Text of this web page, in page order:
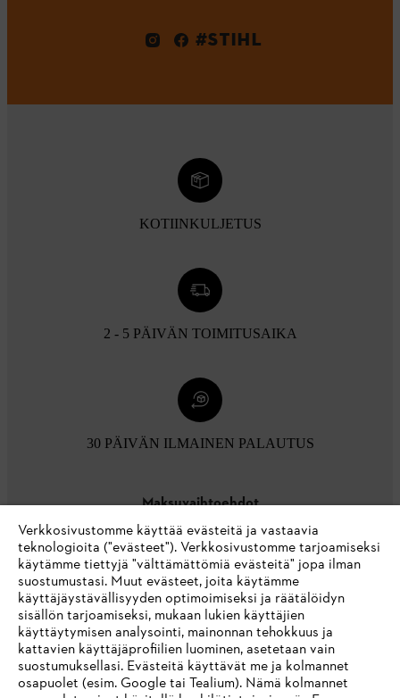
#STIHL
KOTIINKULJETUS
2 - 5 PÄIVÄN TOIMITUSAIKA
30 PÄIVÄN ILMAINEN PALAUTUS
Maksuvaihtoehdot
Yritys
Verkkosivustomme käyttää evästeitä ja vastaavia
teknologioita ("evästeet"). Verkkosivustomme tarjoamiseksi
käytämme tiettyjä "välttämättömiä evästeitä" jopa ilman
suostumustasi. Muut evästeet, joita käytämme
käyttäjäystävällisyyden optimoimiseksi ja räätälöidyn
sisällön tarjoamiseksi, mukaan lukien käyttäjien
käyttäytymisen analysointi, mainonnan tehokkuus ja
kattavien käyttäjäprofiilien luominen, asetetaan vain
suostumuksellasi. Evästeitä käyttävät me ja kolmannet
osapuolet (esim. Google tai Tealium). Nämä kolmannet